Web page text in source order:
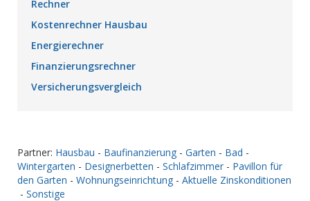
Rechner
Kostenrechner Hausbau
Energierechner
Finanzierungsrechner
Versicherungsvergleich
Partner: Hausbau - Baufinanzierung - Garten - Bad -
Wintergarten - Designerbetten - Schlafzimmer - Pavillon für
den Garten - Wohnungseinrichtung - Aktuelle Zinskonditionen
- Sonstige